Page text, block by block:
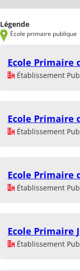
Légende
Ecole primaire publique
Ecole Primaire
Établissement
Ecole Primaire
Établissement
Ecole Primaire
Établissement
Ecole Primaire
Établissement